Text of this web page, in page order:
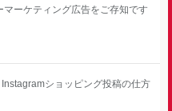
ーケティング広告をご存知です
ショッピング投稿の仕方